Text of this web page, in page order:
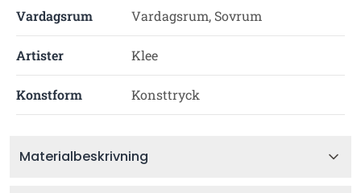
Vardagsrum Vardagsrum, Sovrum
Artister Klee
Konstform Konsttryck
Materialbeskrivning